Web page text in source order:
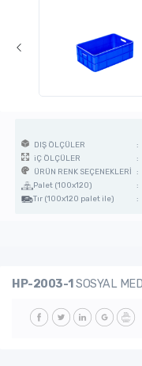
DIŞ ÖLÇÜLER
:
iÇ ÖLÇÜLER
:
ÜRÜN RENK SEÇENEKLERİ :
Palet (100x120)
:
Tır (100x120 palet ile)
:
HP-2003-1 SOSYAL